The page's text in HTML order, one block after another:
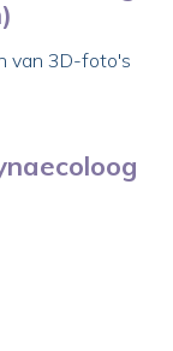
van 3D-foto's